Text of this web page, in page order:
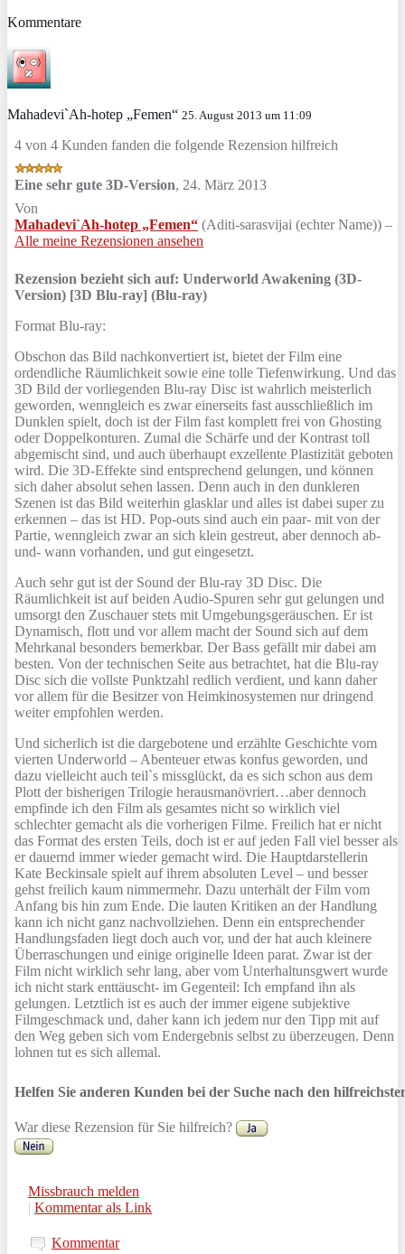
Kommentare
Mahadevi`Ah-hotep „Femen“ 25. August 2013 um 11:09
4 von 4 Kunden fanden die folgende Rezension hilfreich
Eine sehr gute 3D-Version, 24. März 2013
Von
Mahadevi`Ah-hotep „Femen“ (Aditi-sarasvijai (echter Name)) –
Alle meine Rezensionen ansehen
Rezension bezieht sich auf: Underworld Awakening (3D-
Version) [3D Blu-ray] (Blu-ray)
Format Blu-ray:
Obschon das Bild nachkonvertiert ist, bietet der Film eine
ordendliche Räumlichkeit sowie eine tolle Tiefenwirkung. Und das
3D Bild der vorliegenden Blu-ray Disc ist wahrlich meisterlich
geworden, wenngleich es zwar einerseits fast ausschließlich im
Dunklen spielt, doch ist der Film fast komplett frei von Ghosting
oder Doppelkonturen. Zumal die Schärfe und der Kontrast toll
abgemischt sind, und auch überhaupt exzellente Plastizität geboten
wird. Die 3D-Effekte sind entsprechend gelungen, und können
sich daher absolut sehen lassen. Denn auch in den dunkleren
Szenen ist das Bild weiterhin glasklar und alles ist dabei super zu
erkennen – das ist HD. Pop-outs sind auch ein paar- mit von der
Partie, wenngleich zwar an sich klein gestreut, aber dennoch ab-
und- wann vorhanden, und gut eingesetzt.
Auch sehr gut ist der Sound der Blu-ray 3D Disc. Die
Räumlichkeit ist auf beiden Audio-Spuren sehr gut gelungen und
umsorgt den Zuschauer stets mit Umgebungsgeräuschen. Er ist
Dynamisch, flott und vor allem macht der Sound sich auf dem
Mehrkanal besonders bemerkbar. Der Bass gefällt mir dabei am
besten. Von der technischen Seite aus betrachtet, hat die Blu-ray
Disc sich die vollste Punktzahl redlich verdient, und kann daher
vor allem für die Besitzer von Heimkinosystemen nur dringend
weiter empfohlen werden.
Und sicherlich ist die dargebotene und erzählte Geschichte vom
vierten Underworld – Abenteuer etwas konfus geworden, und
dazu vielleicht auch teil`s missglückt, da es sich schon aus dem
Plott der bisherigen Trilogie herausmanövriert…aber dennoch
empfinde ich den Film als gesamtes nicht so wirklich viel
schlechter gemacht als die vorherigen Filme. Freilich hat er nicht
das Format des ersten Teils, doch ist er auf jeden Fall viel besser als
er dauernd immer wieder gemacht wird. Die Hauptdarstellerin
Kate Beckinsale spielt auf ihrem absoluten Level – und besser
gehst freilich kaum nimmermehr. Dazu unterhält der Film vom
Anfang bis hin zum Ende. Die lauten Kritiken an der Handlung
kann ich nicht ganz nachvollziehen. Denn ein entsprechender
Handlungsfaden liegt doch auch vor, und der hat auch kleinere
Überraschungen und einige originelle Ideen parat. Zwar ist der
Film nicht wirklich sehr lang, aber vom Unterhaltunsgwert wurde
ich nicht stark enttäuscht- im Gegenteil: Ich empfand ihn als
gelungen. Letztlich ist es auch der immer eigene subjektive
Filmgeschmack und, daher kann ich jedem nur den Tipp mit auf
den Weg geben sich vom Endergebnis selbst zu überzeugen. Denn
lohnen tut es sich allemal.
Helfen Sie anderen Kunden bei der Suche nach den
War diese Rezension für Sie hilfreich?
Missbrauch melden
| Kommentar als Link
Kommentar